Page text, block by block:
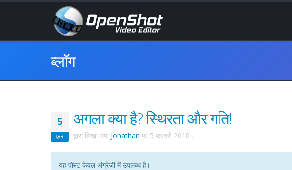
ब्लॉग
5
फ़र
अगला क्या है? स्थिरता और गति!
द्वारा लिखा गया Jonathan पर 5 फ़रवरी 2010 .
यह पोस्ट केवल अंग्रेज़ी में उपलब्ध है।